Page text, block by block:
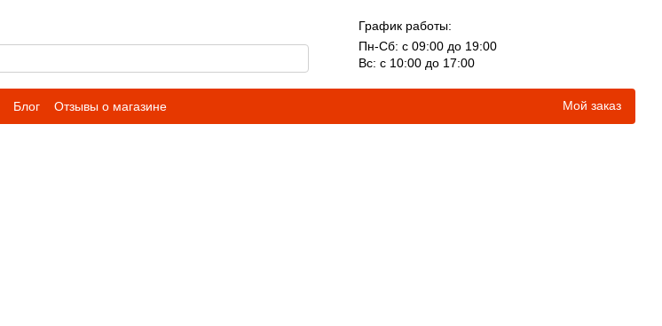
График работы:
Пн-Сб: с 09:00 до 19:00
Вс: с 10:00 до 17:00
Блог Отзывы о магазине Мой заказ